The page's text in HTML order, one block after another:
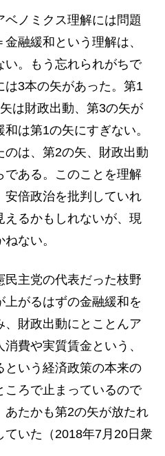
ノミクス理解には問題
融緩和という理解は、
い。もう忘れられがちで
は3本の矢があった。第1
は財政出動、第3の矢が
は第1の矢にすぎない。
のは、第2の矢、財政出動
である。このことを理解
安倍政治を批判していれ
えるかもしれないが、現
ない。
主党の代表だった枝野
がるはずの金融緩和を
、財政出動にとことんア
費や実質賃金という、
という経済政策の本来の
ころで止まっているので
あたかも第2の矢が放たれ
ていた（2018年7月20日衆